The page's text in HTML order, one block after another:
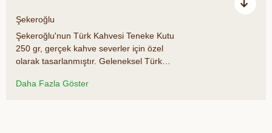
Şekeroğlu
Şekeroğlu'nun Türk Kahvesi Teneke Kutu
250 gr, gerçek kahve severler için özel
olarak tasarlanmıştır. Geleneksel Türk
sunan bu ürün, her yudumda sizi tarihi bir
Daha Fazla Göster